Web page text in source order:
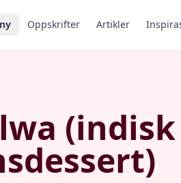
Oppskrifter Artikler
(indisk